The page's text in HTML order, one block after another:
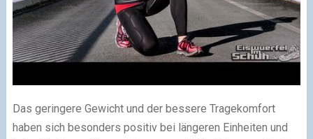
Das geringere Gewicht und der bessere Tragekomfort
haben sich besonders positiv bei längeren Einheiten und